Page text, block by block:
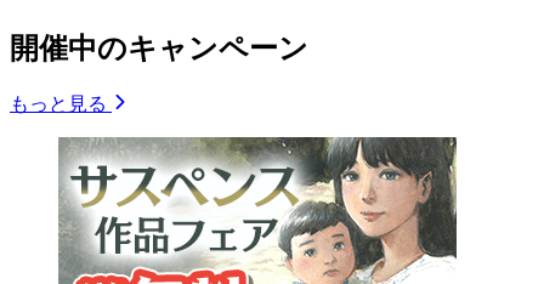
開催中のキャンペーン
もっと見る